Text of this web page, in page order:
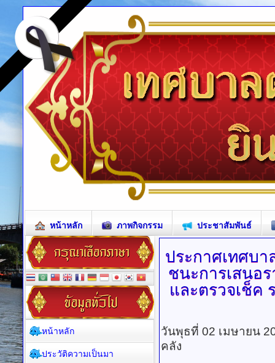
หน้าหลัก ภาพกิจกรรม ประชาสัมพันธ์
ประกาศเทศบ
ชนะการเสนอ
และตรวจเช็ค
วันพุธที่ 02 เมษายน
คลัง
หน้าหลัก
ประวัติความเป็นมา